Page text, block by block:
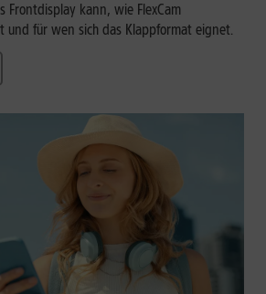
Frontdisplay kann, wie FlexCam
und für wen sich das Klappformat eignet.